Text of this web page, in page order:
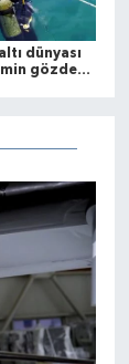
dünyası
gözdesi